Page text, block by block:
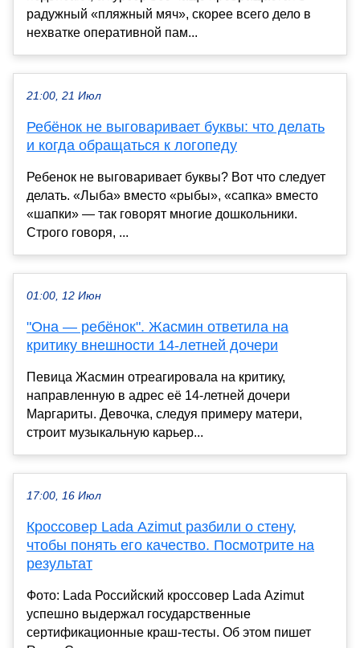
радужный «пляжный мяч», скорее всего дело в
нехватке оперативной пам...
21:00, 21 Июл
Ребёнок не выговаривает буквы: что делать
и когда обращаться к логопеду
Ребенок не выговаривает буквы? Вот что следует
делать. «Лыба» вместо «рыбы», «сапка» вместо
«шапки» — так говорят многие дошкольники.
Строго говоря, ...
01:00, 12 Июн
"Она — ребёнок". Жасмин ответила на
критику внешности 14-летней дочери
Певица Жасмин отреагировала на критику,
направленную в адрес её 14-летней дочери
Маргариты. Девочка, следуя примеру матери,
строит музыкальную карьер...
17:00, 16 Июл
Кроссовер Lada Azimut разбили о стену,
чтобы понять его качество. Посмотрите на
результат
Фото: Lada Российский кроссовер Lada Azimut
успешно выдержал государственные
сертификационные краш-тесты. Об этом пишет